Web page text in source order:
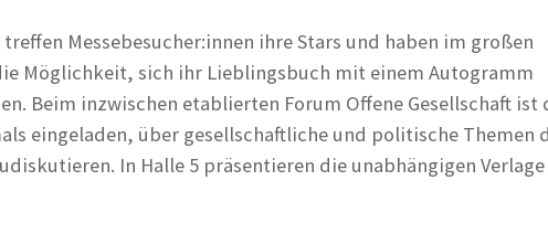
Messebesucher:innen ihre Stars und haben im großen
Möglichkeit, sich ihr Lieblingsbuch mit einem Autogramm
Beim inzwischen etablierten Forum Offene Gesellschaft ist
eingeladen, über gesellschaftliche und politische Themen
In Halle 5 präsentieren die unabhängigen